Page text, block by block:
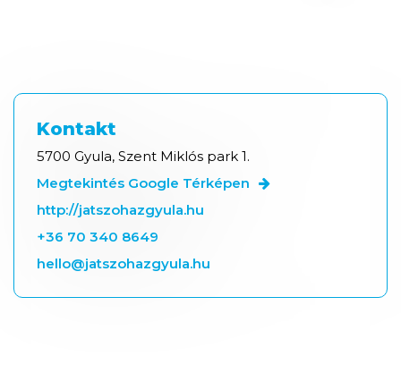
Kontakt
5700 Gyula, Szent Miklós park 1.
Megtekintés Google Térképen
http://jatszohazgyula.hu
+36 70 340 8649
hello@jatszohazgyula.hu